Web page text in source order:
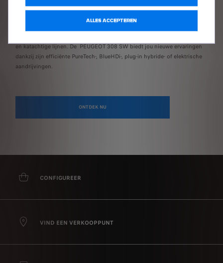
PEUGEOT 308 SW STATIONWAGEN
en katachtige lijnen. De PEUGEOT 308 SW biedt jou nieuwe ervaringen
dankzij zijn efficiënte PureTech-, BlueHDi-, plug-in hybride- of elektrische
aandrijvingen.
ONTDEK NU
De
CONFIGUREER
VIND EEN VERKOOPPUNT
ALLES ACCEPTEREN